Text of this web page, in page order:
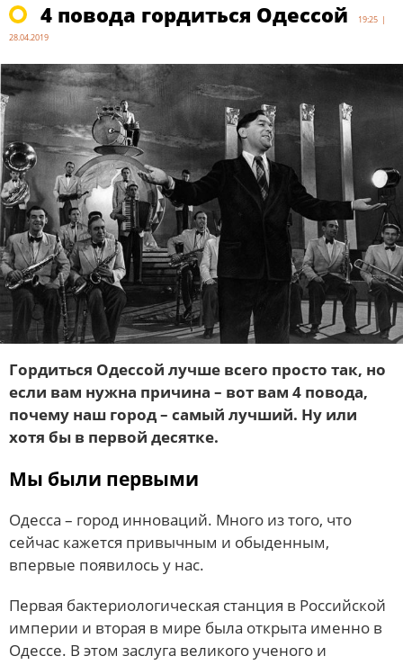
4 повода гордиться Одессой
19:25 |
28.04.2019
Гордиться Одессой лучше всего просто так, но
если вам нужна причина – вот вам 4 повода,
почему наш город – самый лучший. Ну или
хотя бы в первой десятке.
Мы были первыми
Одесса – город инноваций. Много из того, что
сейчас кажется привычным и обыденным,
впервые появилось у нас.
Первая бактериологическая станция в Российской
империи и вторая в мире была открыта именно в
Одессе. В этом заслуга великого ученого и